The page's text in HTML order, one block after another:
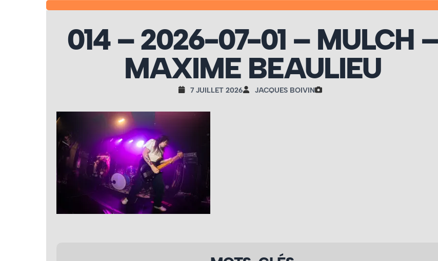
014 – 2026-07-01 – MULCH –
MAXIME BEAULIEU
7 JUILLET 2026 JACQUES BOIVIN